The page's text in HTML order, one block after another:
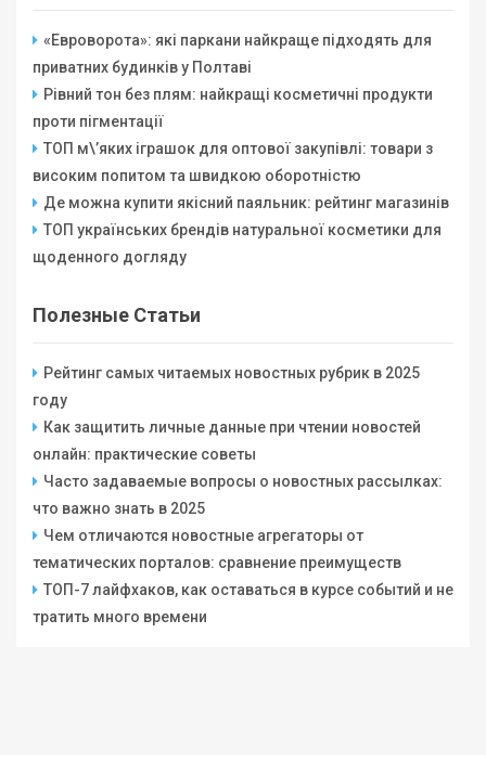
«Евроворота»: які паркани найкраще підходять для
приватних будинків у Полтаві
Рівний тон без плям: найкращі косметичні продукти
проти пігментації
ТОП м\’яких іграшок для оптової закупівлі: товари з
високим попитом та швидкою оборотністю
Де можна купити якісний паяльник: рейтинг магазинів
ТОП українських брендів натуральної косметики для
щоденного догляду
Полезные Статьи
Рейтинг самых читаемых новостных рубрик в 2025
году
Как защитить личные данные при чтении новостей
онлайн: практические советы
Часто задаваемые вопросы о новостных рассылках:
что важно знать в 2025
Чем отличаются новостные агрегаторы от
тематических порталов: сравнение преимуществ
ТОП-7 лайфхаков, как оставаться в курсе событий и не
тратить много времени